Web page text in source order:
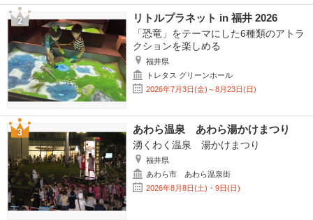
リトルプラネット in 福井 2026
「恐竜」をテーマにした6種類のアトラ
クションを楽しめる
福井県
トレタス グリーンホール
2026年7月3日(金)～8月23日(日)
あわら温泉 あわら湯かけまつり
湧くわく温泉 湯かけまつり
福井県
あわら市 あわら温泉街
2026年8月8日(土)・9日(日)